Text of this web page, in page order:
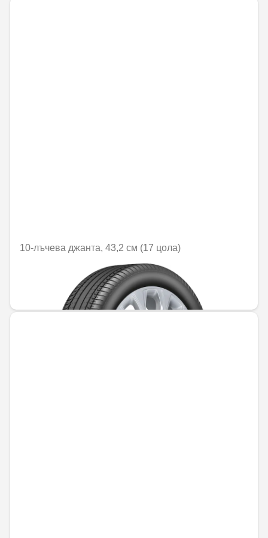
10-лъчева джанта, 43,2 см (17 цола)
Не е налично онлайн
363,02 € / 710,01 лв.